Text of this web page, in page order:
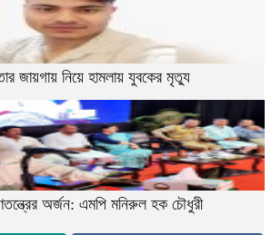
জায়গায় নিয়ে হামলায় যুবকের মৃত্যু
অর্জন: এমপি মনিরুল হক চৌধুরী